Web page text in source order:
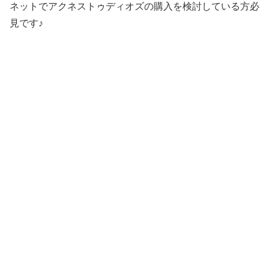
ネットでアクネストゥディオズの購入を検討している方必
見です♪